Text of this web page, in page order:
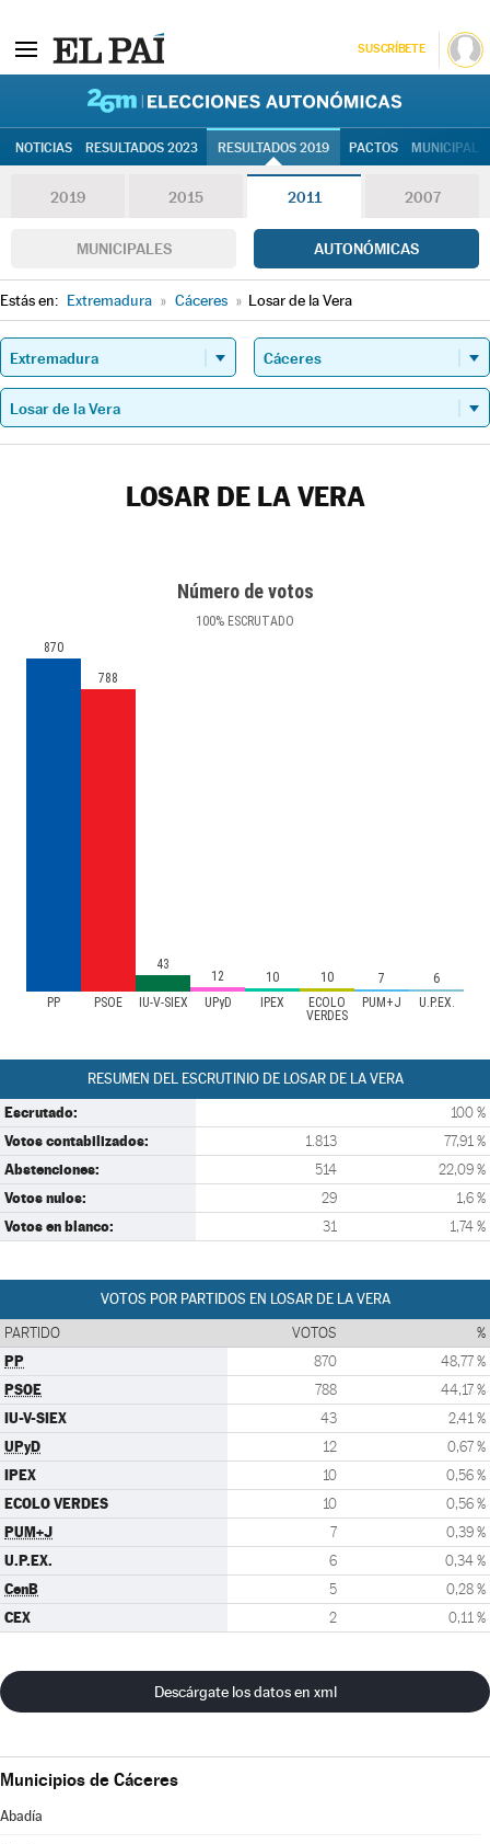
SUSCRÍBETE
NOTICIAS RESULTADOS 2023 RESULTADOS 2019 PACTOS
2019 2015 2011 2007
MUNICIPALES AUTONÓMICAS
Estás en: Extremadura » Cáceres » Losar de la Vera
LOSAR DE LA VERA
Número de votos
100% ESCRUTADO
PP PSOE IU-V-SIEX UPyD IPEX
ECOLO
VERDES
PUM+J U.P.EX.
870
788
43
12 10 10 7 6
RESUMEN DEL ESCRUTINIO DE LOSAR DE LA VERA
Escrutado: 100 %
Votos contabilizados: 1.813 77,91 %
Abstenciones: 514 22,09 %
Votos nulos: 29 1,6 %
Votos en blanco: 31 1,74 %
VOTOS POR PARTIDOS EN LOSAR DE LA VERA
PARTIDO VOTOS %
PP 870 48,77 %
PSOE 788 44,17 %
IU-V-SIEX 43 2,41 %
UPyD 12 0,67 %
IPEX 10 0,56 %
ECOLO VERDES 10 0,56 %
PUM+J 7 0,39 %
U.P.EX. 6 0,34 %
CenB 5 0,28 %
CEX 2 0,11 %
Descárgate los datos en xml
Municipios de Cáceres
Abadía